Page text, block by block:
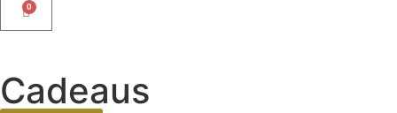
0
Cadeaus